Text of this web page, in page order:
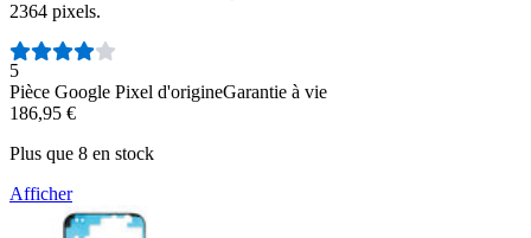
2364 pixels.
Nombre d'avis :
5
Pièce Google Pixel d'origineGarantie à vie
186,95 €
Plus que 8 en stock
Afficher